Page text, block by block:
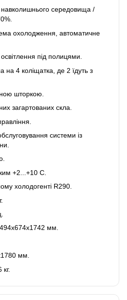
середовища /
охолодження, автоматичне
під полицями.
на 4 коліщатка, де 2 їдуть з
шторкою.
загартованих скла.
системи із
+2...+10 C.
холодогенті R290.
494x674x1742 мм.
мм.